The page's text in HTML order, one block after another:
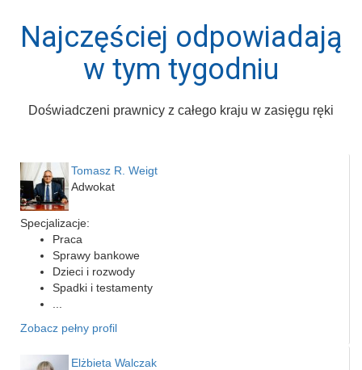
Najczęściej odpowiadają
w tym tygodniu
Doświadczeni prawnicy z całego kraju w zasięgu ręki
Tomasz R. Weigt
Adwokat
Specjalizacje:
Praca
Sprawy bankowe
Dzieci i rozwody
Spadki i testamenty
Zobacz pełny profil
Elżbieta Walczak